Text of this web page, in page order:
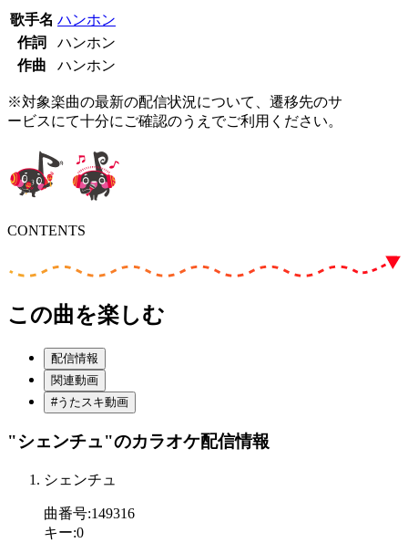
歌手名 ハンホン
作詞
ハンホン
作曲
ハンホン
※対象楽曲の最新の配信状況について、遷移先のサ
ービスにて十分にご確認のうえでご利用ください。
CONTENTS
この曲を楽しむ
配信情報
関連動画
#うたスキ動画
"シェンチュ"のカラオケ配信情報
シェンチュ
曲番号:149316
キー:0